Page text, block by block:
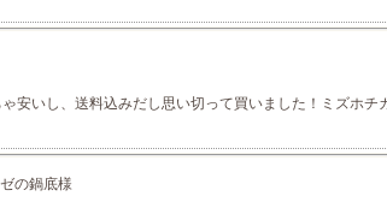
安いし、送料込みだし思い切って買いました！ミズホチ
の鍋底様